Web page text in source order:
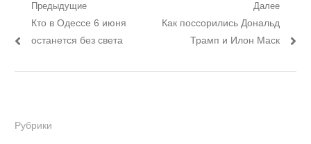
Навигация
по
Предыдущие
Предыдущий
пост:
Кто в Одессе 6 июня
останется без света
Далее
Следующий
Как поссорились Дональд
Трамп и Илон Маск
Рубрики